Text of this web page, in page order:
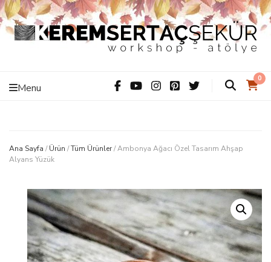
Kerem Sertaç
Workshop –
Atölye
Menu
0
Ana Sayfa / Ürün /Tüm Ürünler/Ambonya Ağacı Özel Tasarım Ahşap
Alyans Yüzük